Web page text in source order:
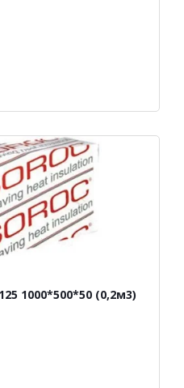
1000*500*50 (0,2м3)